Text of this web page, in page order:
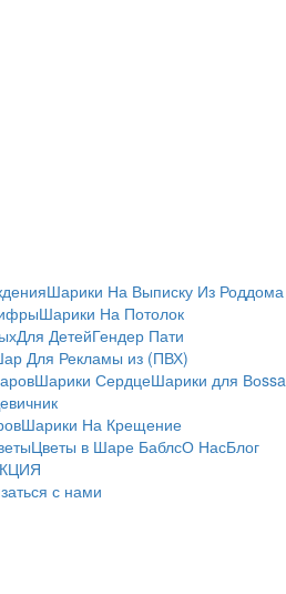
Шарики На Выписку Из Роддома
Шарики На Потолок
Для ДетейГендер Пати
Для Рекламы из (ПВХ)
Шарики СердцеШарики для Воssa
Шарики На Крещение
Цветы в Шаре БаблсО НасБлог
с нами